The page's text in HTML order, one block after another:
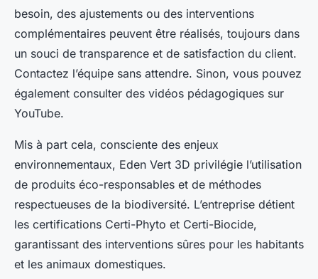
besoin, des ajustements ou des interventions
complémentaires peuvent être réalisés, toujours dans
un souci de transparence et de satisfaction du client.
Contactez l’équipe sans attendre. Sinon, vous pouvez
également consulter des vidéos pédagogiques sur
YouTube.
Mis à part cela, consciente des enjeux
environnementaux, Eden Vert 3D privilégie l’utilisation
de produits éco-responsables et de méthodes
respectueuses de la biodiversité. L’entreprise détient
les certifications Certi-Phyto et Certi-Biocide,
garantissant des interventions sûres pour les habitants
et les animaux domestiques.